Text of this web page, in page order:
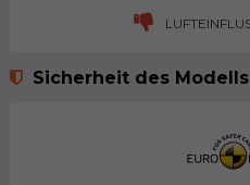
Sicherheit des